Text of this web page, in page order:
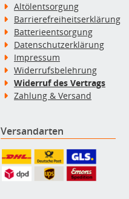
Altölentsorgung
Barrierefreiheitserklärung
Batterieentsorgung
Datenschutzerklärung
Impressum
Widerrufsbelehrung
Widerruf des Vertrags
Zahlung & Versand
Versandarten